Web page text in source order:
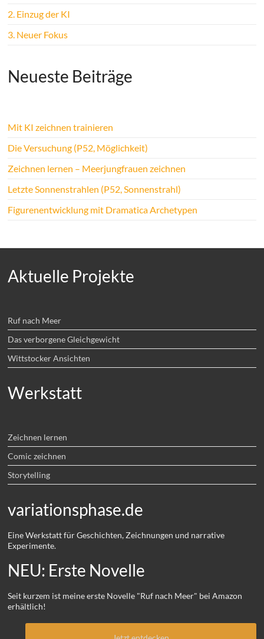
2. Einzug der KI
3. Neuer Fokus
Neueste Beiträge
Mit KI zeichnen trainieren
Die Versuchung (P52, Möglichkeit)
Zeichnen lernen – Meerjungfrauen zeichnen
Letzte Sonnenstrahlen (P52, Sonnenstrahl)
Figurenentwicklung mit Dramatica Archetypen
Aktuelle Projekte
Ruf nach Meer
Das verborgene Gleichgewicht
Wittstocker Ansichten
Werkstatt
Zeichnen lernen
Comic zeichnen
Storytelling
variationsphase.de
Eine Werkstatt für Geschichten, Zeichnungen und narrative
Experimente.
NEU: Erste Novelle
Seit kurzem ist meine erste Novelle "Ruf nach Meer" bei Amazon
erhältlich!